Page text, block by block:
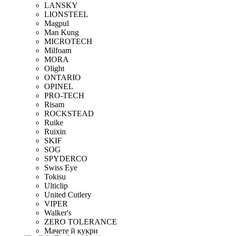
LANSKY
LIONSTEEL
Magpul
Man Kung
MICROTECH
Milfoam
MORA
Olight
ONTARIO
OPINEL
PRO-TECH
Risam
ROCKSTEAD
Ruike
Ruixin
SKIF
SOG
SPYDERCO
Swiss Eye
Tokisu
Ulticlip
United Cutlery
VIPER
Walker's
ZERO TOLERANCE
Мачете й кукри